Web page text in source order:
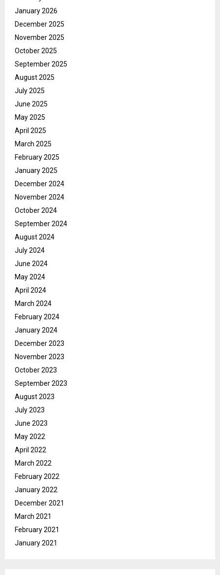
January 2026
December 2025
November 2025
October 2025
September 2025
August 2025
July 2025
June 2025
May 2025
April 2025
March 2025
February 2025
January 2025
December 2024
November 2024
October 2024
September 2024
August 2024
July 2024
June 2024
May 2024
April 2024
March 2024
February 2024
January 2024
December 2023
November 2023
October 2023
September 2023
August 2023
July 2023
June 2023
May 2022
April 2022
March 2022
February 2022
January 2022
December 2021
March 2021
February 2021
January 2021